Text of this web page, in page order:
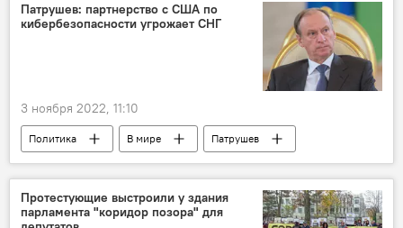
Патрушев: партнерство с США по
кибербезопасности угрожает СНГ
3 ноября 2022, 11:10
Политика В мире Патрушев
Протестующие выстроили у здания
парламента "коридор позора" для